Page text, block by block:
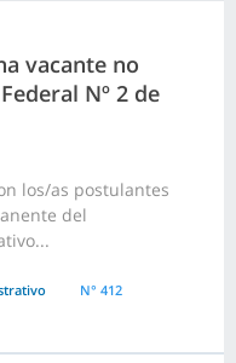
vacante no
Nº 2 de
los/as postulantes
del
N° 412